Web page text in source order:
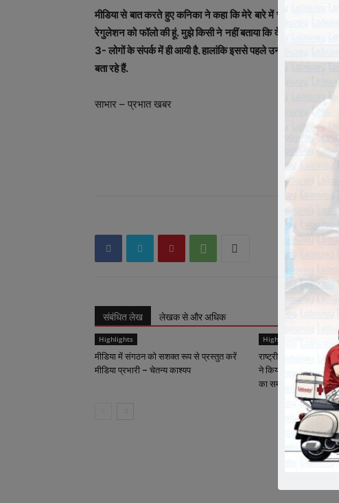
मीडिया से बात करते हुए कनिका ने कहा कि मेरे बारे में चल रही खबरें
रेगुलेशन को फॉलो की हूं. मुझे किसी ने नहीं बताया कि देश में नहीं
3- लोगों के संपर्क में ही आयी है. हालांकि इससे पहले उनके पिता ने कहा
बता रहे हैं.
साभार – प्रभात खबर
संबंधित लेख लेखक से और अधिक
Highlights
मीडिया में संगठन को सशक्त रूप से प्रस्तुत करें
मीडिया प्रभारी – चेतन्य काश्यप
Highlights
राष्ट्रीय कार्याध्यक्ष व
ने किया क्रीड़ा-भारती की
का समापन